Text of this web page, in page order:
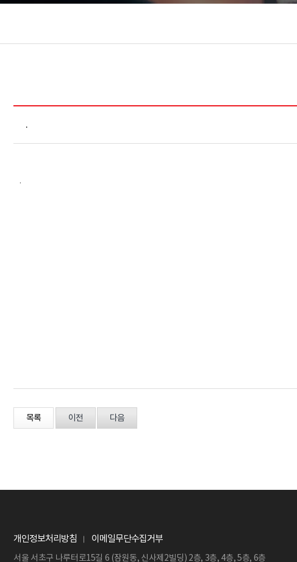
.
.
목록 이전 다음
개인정보처리방침 이메일무단수집거부
서울 서초구 나루터로15길 6 (잠원동, 신사제2빌딩) 2층, 3층, 4층, 5층, 6층